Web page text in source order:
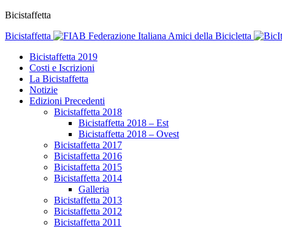
Bicistaffetta
Bicistaffetta
Federazione Italiana Amici della Bicicletta
Bicistaffetta 2019
Costi e Iscrizioni
La Bicistaffetta
Notizie
Edizioni Precedenti
Bicistaffetta 2018
Bicistaffetta 2018 – Est
Bicistaffetta 2018 – Ovest
Bicistaffetta 2017
Bicistaffetta 2016
Bicistaffetta 2015
Bicistaffetta 2014
Galleria
Bicistaffetta 2013
Bicistaffetta 2012
Bicistaffetta 2011